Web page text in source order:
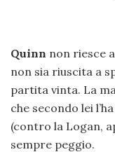
Quinn non riesce
non sia riuscita a
partita vinta. La
che secondo lei
(contro la Logan,
sempre peggio.